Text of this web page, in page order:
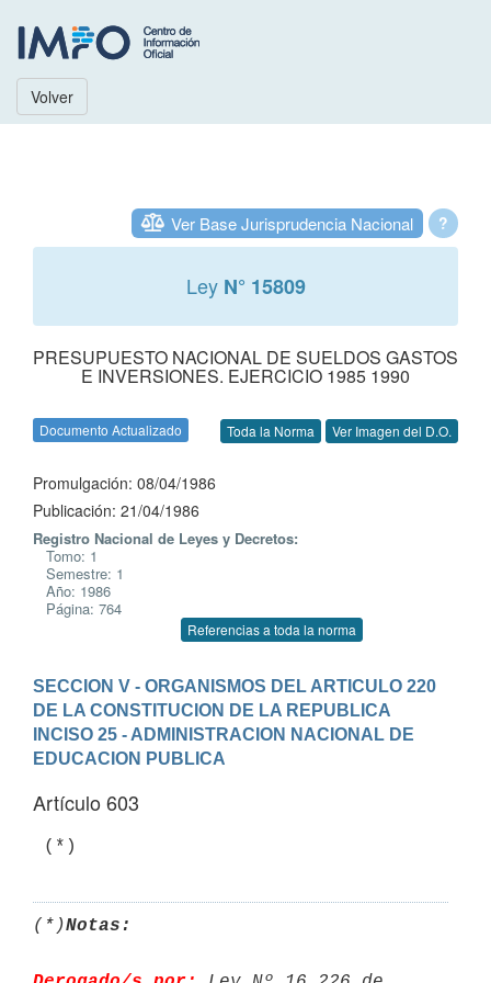
Volver
?
Ver Base Jurisprudencia Nacional
Ley N° 15809
PRESUPUESTO NACIONAL DE SUELDOS GASTOS
E INVERSIONES. EJERCICIO 1985 1990
Documento Actualizado Toda la Norma Ver Imagen del D.O.
Promulgación: 08/04/1986
Publicación: 21/04/1986
Registro Nacional de Leyes y Decretos:
Tomo: 1
Semestre: 1
Año: 1986
Página: 764
Referencias a toda la norma
SECCION V - ORGANISMOS DEL ARTICULO 220
DE LA CONSTITUCION DE LA REPUBLICA
INCISO 25 - ADMINISTRACION NACIONAL DE
EDUCACION PUBLICA
Artículo 603
(*)Notas: